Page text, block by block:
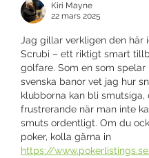
Kiri Mayne
22 mars 2025
Jag gillar verkligen den här
Scrubi – ett riktigt smart
golfare. Som en som spelar
svenska banor vet jag hur
klubborna kan bli smutsiga,
frustrerande när man inte
smuts ordentligt. Om du
poker, kolla gärna in
https://